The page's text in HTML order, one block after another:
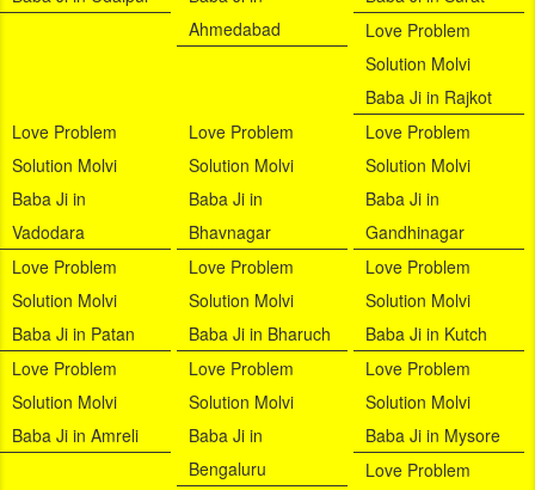
Ahmedabad
Love Problem
Solution Molvi
Baba Ji in Rajkot
Love Problem
Solution Molvi
Baba Ji in
Vadodara
Love Problem
Solution Molvi
Baba Ji in
Bhavnagar
Love Problem
Solution Molvi
Baba Ji in
Gandhinagar
Love Problem
Solution Molvi
Baba Ji in Patan
Love Problem
Solution Molvi
Baba Ji in Bharuch
Love Problem
Solution Molvi
Baba Ji in Kutch
Love Problem
Solution Molvi
Baba Ji in Amreli
Love Problem
Solution Molvi
Baba Ji in
Bengaluru
Love Problem
Solution Molvi
Baba Ji in Mysore
Love Problem